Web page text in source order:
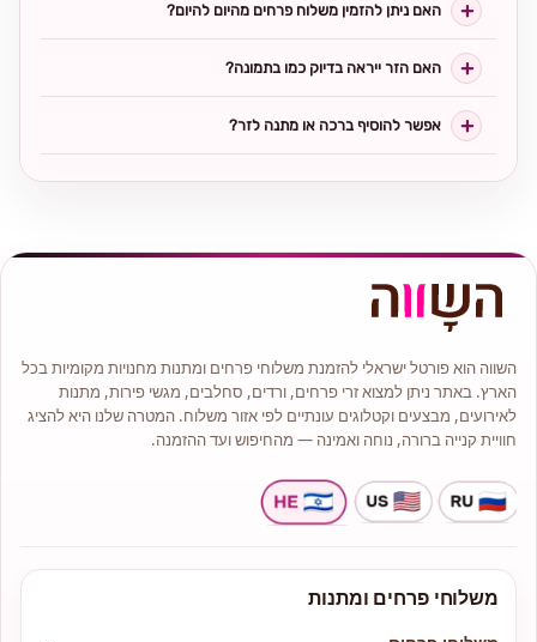
האם ניתן להזמין משלוח פרחים מהיום להיום?
האם הזר ייראה בדיוק כמו בתמונה?
אפשר להוסיף ברכה או מתנה לזר?
השווה הוא פורטל ישראלי להזמנת משלוחי פרחים ומתנות מחנויות מקומיות בכל
הארץ. באתר ניתן למצוא זרי פרחים, ורדים, סחלבים, מגשי פירות, מתנות
לאירועים, מבצעים וקטלוגים עונתיים לפי אזור משלוח. המטרה שלנו היא להציג
חוויית קנייה ברורה, נוחה ואמינה — מהחיפוש ועד ההזמנה.
משלוחי פרחים ומתנות